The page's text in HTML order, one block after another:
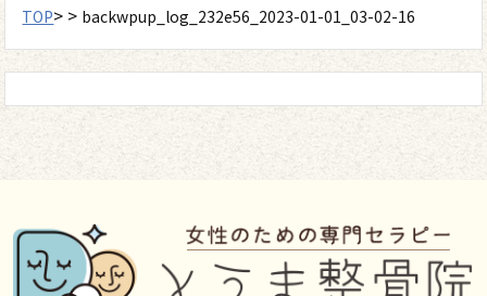
TOP> > backwpup_log_232e56_2023-01-01_03-02-16